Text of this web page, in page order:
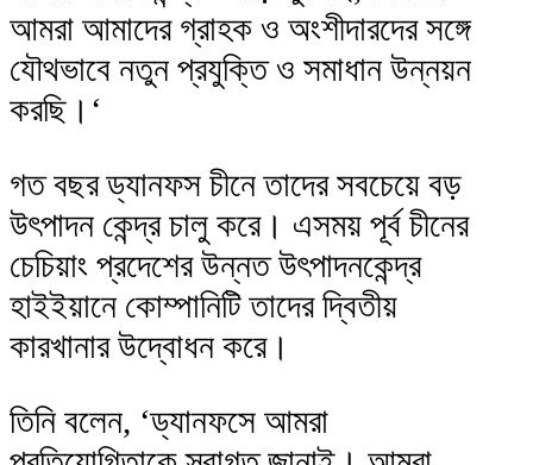
আমরা আমাদের গ্রাহক ও অংশীদারদের সঙ্গে
যৌথভাবে নতুন প্রযুক্তি ও সমাধান উন্নয়ন
করছি।‘
গত বছর ড্যানফস চীনে তাদের সবচেয়ে বড়
উৎপাদন কেন্দ্র চালু করে। এসময় পূর্ব চীনের
চেচিয়াং প্রদেশের উন্নত উৎপাদনকেন্দ্র
হাইইয়ানে কোম্পানিটি তাদের দ্বিতীয়
কারখানার উদ্বোধন করে।
তিনি বলেন, ‘ড্যানফসে আমরা